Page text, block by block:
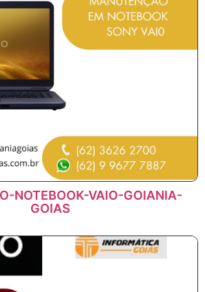
NOTEBOOK-VAIO-GOIANIA-
GOIAS